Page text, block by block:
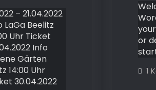
– 21.04.2022
LaGa Beelitz
Uhr Ticket
Info
Gärten
14:00 Uhr
30.04.2022
or
1